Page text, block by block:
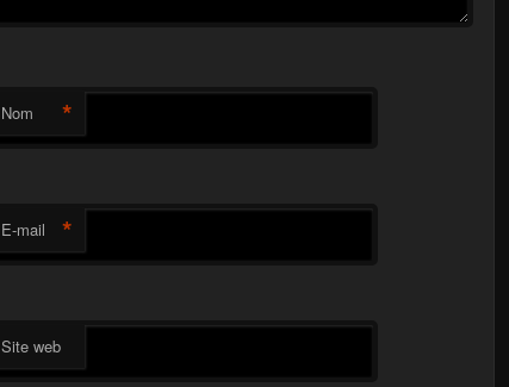
Nom *
E-mail *
Site web